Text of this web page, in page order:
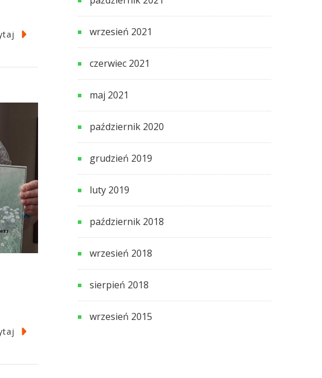
wrzesień 2021
czerwiec 2021
maj 2021
październik 2020
grudzień 2019
luty 2019
październik 2018
wrzesień 2018
sierpień 2018
wrzesień 2015